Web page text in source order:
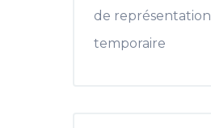
de représentation
temporaire